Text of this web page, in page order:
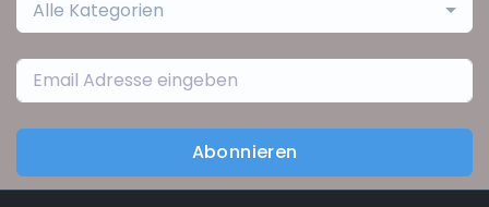
Alle Kategorien
Abonnieren